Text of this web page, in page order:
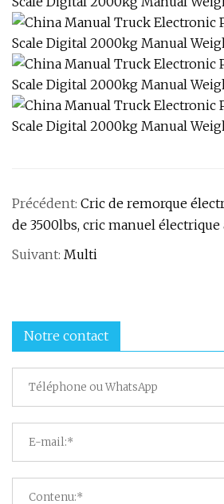
Précédent: Cric de remorque
de 3500lbs, cric manuel électrique
Suivant: Multi
Notre contact